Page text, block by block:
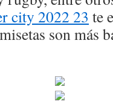
city 2022 23 te
son más